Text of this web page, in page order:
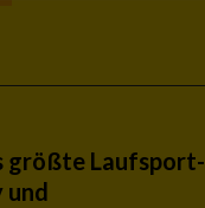
größte Laufsport-
und